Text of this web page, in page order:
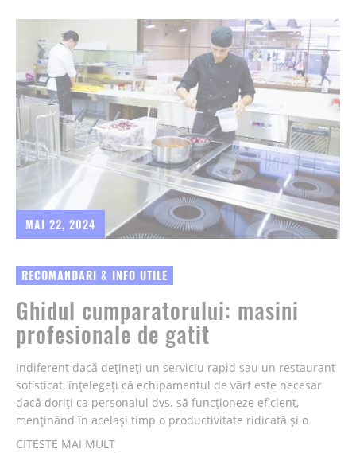
MAI 22, 2024
RECOMANDARI & INFO UTILE
Ghidul cumparatorului: masini
profesionale de gatit
Indiferent dacă dețineți un serviciu rapid sau un restaurant
sofisticat, înțelegeți că echipamentul de vârf este necesar
dacă doriți ca personalul dvs. să funcționeze eficient,
menținând în același timp o productivitate ridicată și o
calitate ridicată a alimentelor.....
CITESTE MAI MULT